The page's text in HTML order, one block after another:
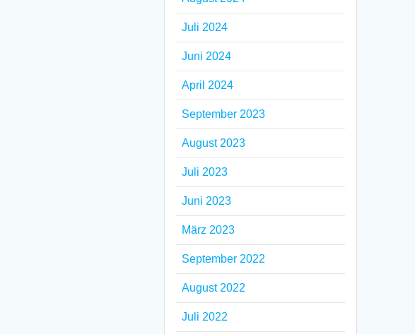
Juli 2024
Juni 2024
April 2024
September 2023
August 2023
Juli 2023
Juni 2023
März 2023
September 2022
August 2022
Juli 2022